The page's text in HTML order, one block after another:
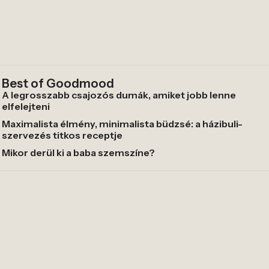
Best of Goodmood
A legrosszabb csajozós dumák, amiket jobb lenne
elfelejteni
Maximalista élmény, minimalista büdzsé: a házibuli-
szervezés titkos receptje
Mikor derül ki a baba szemszíne?